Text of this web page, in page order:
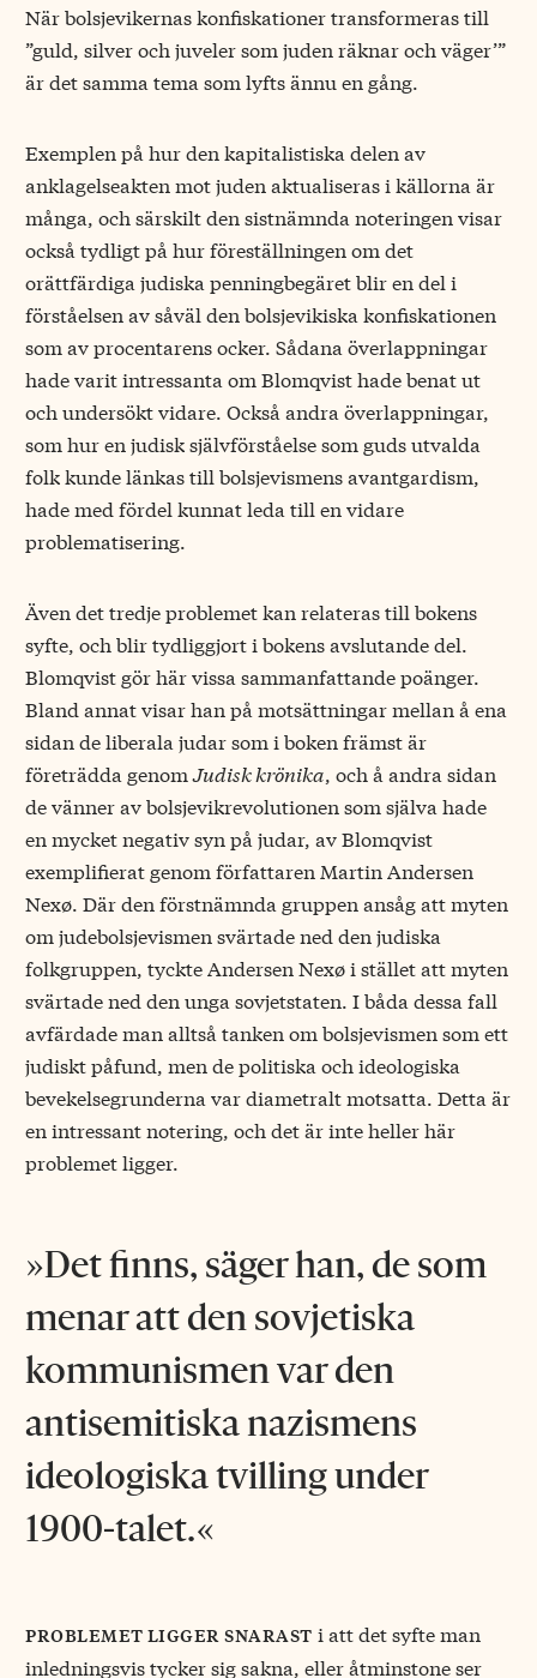
När bolsjevikernas konfiskationer transformeras till
”guld, silver och juveler som juden räknar och väger’”
är det samma tema som lyfts ännu en gång.
Exemplen på hur den kapitalistiska delen av
anklagelseakten mot juden aktualiseras i källorna är
många, och särskilt den sistnämnda noteringen visar
också tydligt på hur föreställningen om det
orättfärdiga judiska penningbegäret blir en del i
förståelsen av såväl den bolsjevikiska konfiskationen
som av procentarens ocker. Sådana överlappningar
hade varit intressanta om Blomqvist hade benat ut
och undersökt vidare. Också andra överlappningar,
som hur en judisk självförståelse som guds utvalda
folk kunde länkas till bolsjevismens avantgardism,
hade med fördel kunnat leda till en vidare
problematisering.
Även det tredje problemet kan relateras till bokens
syfte, och blir tydliggjort i bokens avslutande del.
Blomqvist gör här vissa sammanfattande poänger.
Bland annat visar han på motsättningar mellan å ena
sidan de liberala judar som i boken främst är
företrädda genomJudisk krönika, och å andra sidan
de vänner av bolsjevikrevolutionen som själva hade
en mycket negativ syn på judar, av Blomqvist
exemplifierat genom författaren Martin Andersen
Nexø. Där den förstnämnda gruppen ansåg att myten
om judebolsjevismen svärtade ned den judiska
folkgruppen, tyckte Andersen Nexø i stället att myten
svärtade ned den unga sovjetstaten. I båda dessa fall
avfärdade man alltså tanken om bolsjevismen som ett
judiskt påfund, men de politiska och ideologiska
bevekelsegrunderna var diametralt motsatta. Detta är
en intressant notering, och det är inte heller här
problemet ligger.
Det finns, säger han, de som
menar att den sovjetiska
kommunismen var den
antisemitiska nazismens
ideologiska tvilling under
1900-talet.
problemet ligger snarast i att det syfte man
inledningsvis tycker sig sakna, eller åtminstone ser